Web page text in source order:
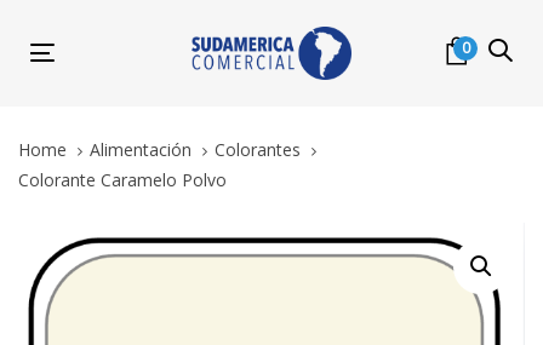
links
primary
content
0
Toggle
Home Alimentación
Colorantes
Colorante Caramelo Polvo
Colorante
Caramelo
Polvo
quantity